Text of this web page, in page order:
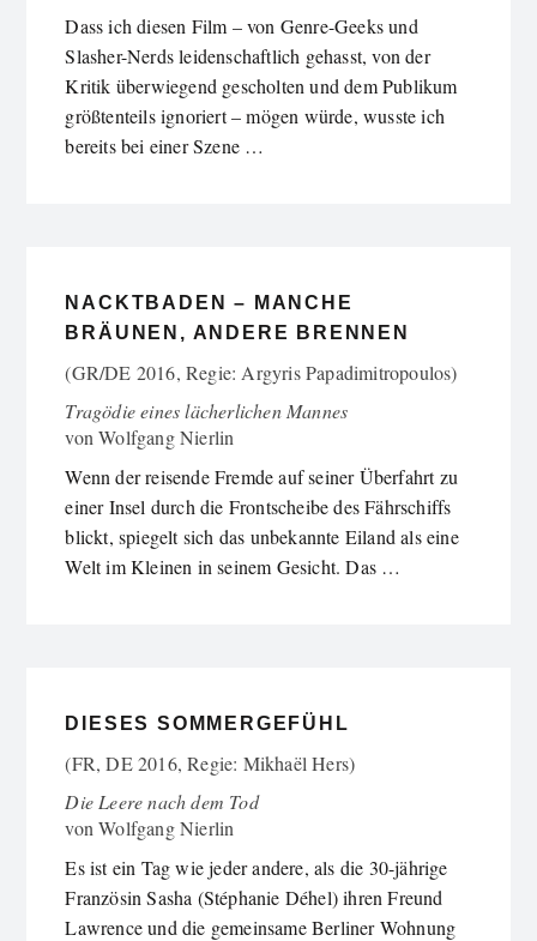
Dass ich diesen Film – von Genre-Geeks und
Slasher-Nerds leidenschaftlich gehasst, von der
Kritik überwiegend gescholten und dem Publikum
größtenteils ignoriert – mögen würde, wusste ich
bereits bei einer Szene …
NACKTBADEN – MANCHE
BRÄUNEN, ANDERE BRENNEN
(GR/DE 2016, Regie: Argyris Papadimitropoulos)
Tragödie eines lächerlichen Mannes
vonWolfgang Nierlin
Wenn der reisende Fremde auf seiner Überfahrt zu
einer Insel durch die Frontscheibe des Fährschiffs
blickt, spiegelt sich das unbekannte Eiland als eine
Welt im Kleinen in seinem Gesicht. Das …
DIESES SOMMERGEFÜHL
(FR, DE 2016, Regie: Mikhaël Hers)
Die Leere nach dem Tod
vonWolfgang Nierlin
Es ist ein Tag wie jeder andere, als die 30-jährige
Französin Sasha (Stéphanie Déhel) ihren Freund
Lawrence und die gemeinsame Berliner Wohnung